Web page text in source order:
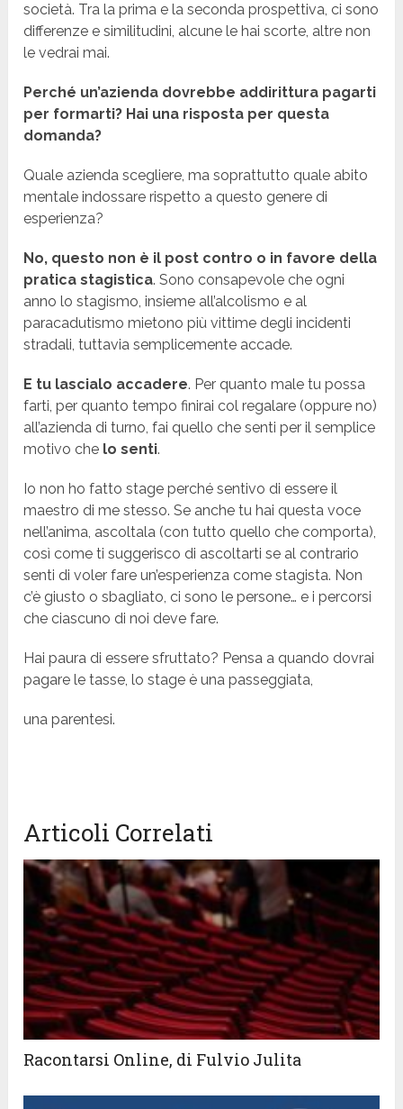
società. Tra la prima e la seconda prospettiva, ci sono
differenze e similitudini, alcune le hai scorte, altre non
le vedrai mai.
Perché un’azienda dovrebbe addirittura pagarti
per formarti? Hai una risposta per questa
domanda?
Quale azienda scegliere, ma soprattutto quale abito
mentale indossare rispetto a questo genere di
esperienza?
No, questo non è il post contro o in favore della
pratica stagistica. Sono consapevole che ogni
anno lo stagismo, insieme all’alcolismo e al
paracadutismo mietono più vittime degli incidenti
stradali, tuttavia semplicemente accade.
E tu lascialo accadere. Per quanto male tu possa
farti, per quanto tempo finirai col regalare (oppure no)
all’azienda di turno, fai quello che senti per il semplice
motivo che lo senti.
Io non ho fatto stage perché sentivo di essere il
maestro di me stesso. Se anche tu hai questa voce
nell’anima, ascoltala (con tutto quello che comporta),
così come ti suggerisco di ascoltarti se al contrario
senti di voler fare un’esperienza come stagista. Non
c’è giusto o sbagliato, ci sono le persone… e i percorsi
che ciascuno di noi deve fare.
Hai paura di essere sfruttato? Pensa a quando dovrai
pagare le tasse, lo stage è una passeggiata,
una parentesi.
Articoli Correlati
Racontarsi Online, di Fulvio Julita